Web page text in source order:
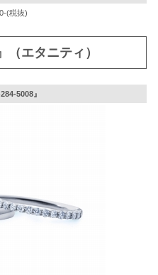
(税抜)
エタニティ）
5008』